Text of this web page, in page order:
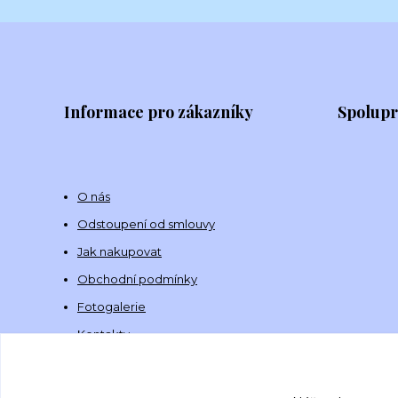
Informace pro zákazníky
O nás
Odstoupení od smlouvy
Jak nakupovat
Obchodní podmínky
Fotogalerie
Kontakty